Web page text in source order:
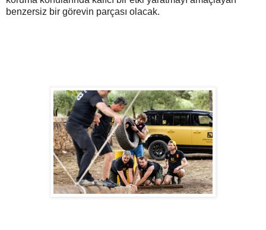
benzersiz bir görevin parçası olacak.